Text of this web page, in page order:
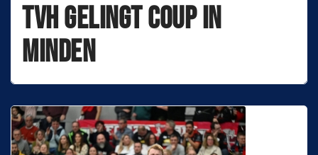
TVH gelingt Coup in
Minden